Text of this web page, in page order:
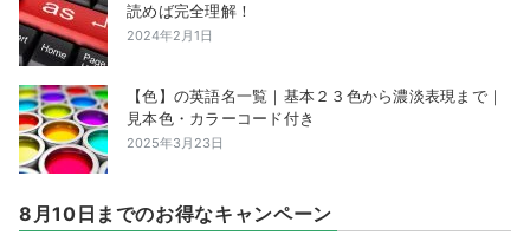
読めば完全理解！
2024年2月1日
【色】の英語名一覧｜基本２３色から濃淡表現まで｜
見本色・カラーコード付き
2025年3月23日
8月10日までのお得なキャンペーン